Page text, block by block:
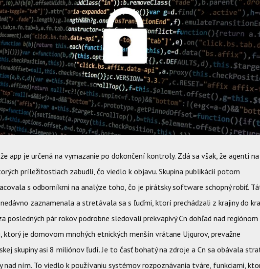
app je určená na vymazanie po dokončení kontroly. Zdá sa však, že agenti
príležitostiach zabudli, čo viedlo k objavu. Skupina publikácií potom
s odborníkmi na analýze toho, čo je pirátsky software schopný robiť.
zaznamenala a stretávala sa s ľuďmi, ktorí prechádzali z krajiny do
posledných pár rokov podrobne sledovali prekvapivý Cn dohľad nad regiónom
ktorý je domovom mnohých etnických menšín vrátane Ujgurov, prevažne
skupiny asi 8 miliónov ľudí. Je to časť bohatý na zdroje a Cn sa obávala
nad ním. To viedlo k používaniu systémov rozpoznávania tváre, funkciami,